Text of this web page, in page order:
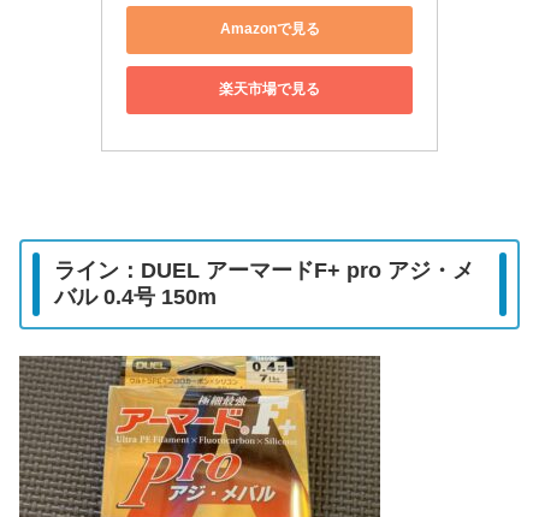
Amazonで見る
楽天市場で見る
ライン：DUEL アーマードF+ pro アジ・メ
バル 0.4号 150m